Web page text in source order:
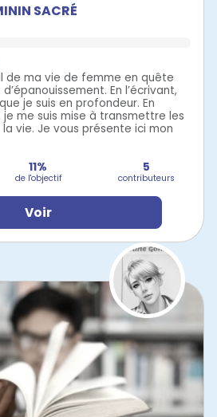
SACRÉ
de ma vie de femme en quête
En l’écrivant,
je suis en profondeur. En
me suis mise à transmettre les
vie. Je vous présente ici mon
11%
de l'objectif
5
contributeurs
Voir